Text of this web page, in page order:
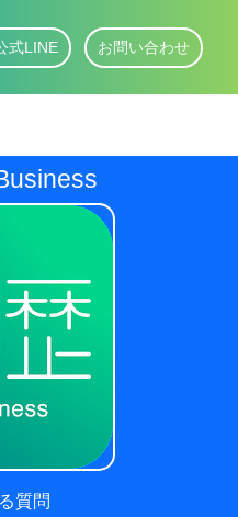
式LINE お問い合わせ
質問